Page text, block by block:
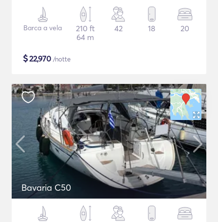
Barca a vela
210 ft
64 m
42 18 20
$22,970 /notte
Bavaria C50